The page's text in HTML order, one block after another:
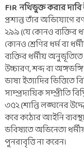
FIR নথিভুক্ত করার দাবি
প্রশান্ত তাঁর অভিযোগে
২৯৯ (যে কোনও ব্যক্তির
কোনও শ্রেণির ধর্ম বা
ব্যক্তির ধর্মীয়
উচ্চারণ, শব্দ বা
ভাষা ইত্যাদির ভিত্তিতে
সাম্প্রদায়িক সম্প্রীতি
৩৫২ (শান্তি লঙ্ঘনের
করে কঠোর আইনি
ভবিষ্যতে অভিনেতা
পুনরাবৃত্তি না করেন।